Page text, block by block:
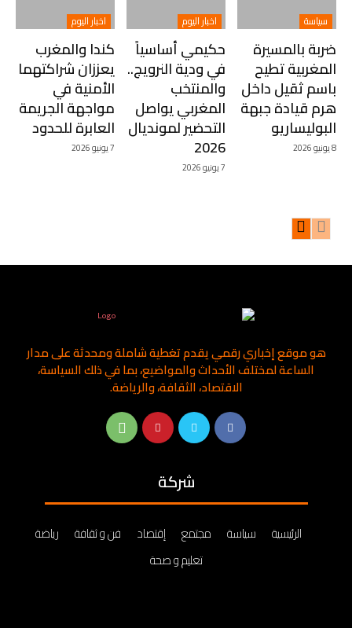
سياسة
ضربة بالمسيرة
المغربية تطيح
باسم ثقيل داخل
هرم قيادة جبهة
البوليساريو
8 يونيو 2026
اخبار اليوم
حكيمي أساسياً
في ودية النرويج..
والمنتخب
المغربي يواصل
التحضير لمونديال
2026
7 يونيو 2026
اخبار اليوم
كندا والمغرب
يعززان شراكتهما
الأمنية في
مواجهة الجريمة
العابرة للحدود
7 يونيو 2026
هو موقع إخباري رقمي يقدم تغطية شاملة ومحدثة على مدار
الساعة لمختلف الأحداث والمواضيع، بما في ذلك السياسة،
الاقتصاد، الثقافة، والرياضة.
شركة
الرئيسية سياسة مجتمع إقتصاد فن و ثقافة
رياضة
تعليم و صحة